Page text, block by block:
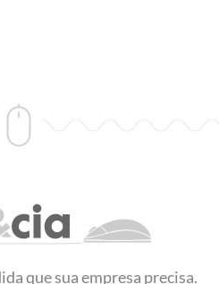
que sua empresa precisa.